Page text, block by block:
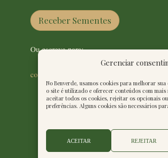
Gerenciar
No Benverde, usamos cookies para melhorar
o site é utilizado e oferecer conteúdos com mais
aceitar todos os cookies, rejeitar os opcionais
preferências. Alguns cookies são necessários
ACEITAR REJEITAR
S
e
u
-
i
Receber Sementes
Ou escreva para:
contatobenverde@gmail.com